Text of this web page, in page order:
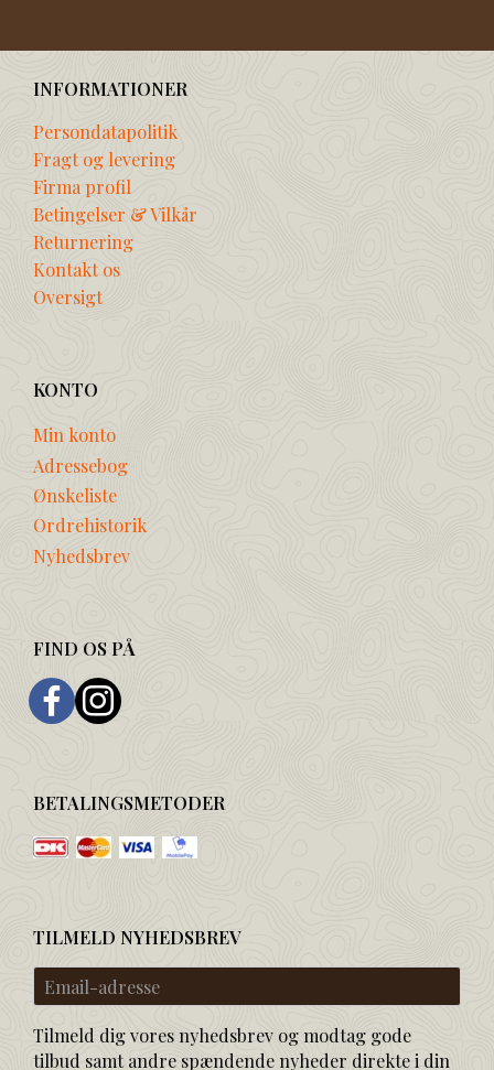
INFORMATIONER
Persondatapolitik
Fragt og levering
Firma profil
Betingelser & Vilkår
Returnering
Kontakt os
Oversigt
KONTO
Min konto
Adressebog
Ønskeliste
Ordrehistorik
Nyhedsbrev
FIND OS PÅ
BETALINGSMETODER
TILMELD NYHEDSBREV
Email-
adresse
Tilmeld dig vores nyhedsbrev og modtag gode
tilbud samt andre spændende nyheder direkte i din